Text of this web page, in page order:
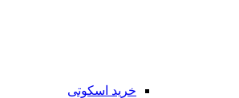
خرید اسکوتی